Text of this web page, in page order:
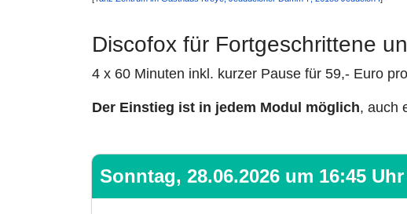
Discofox für Fortgeschrittene
4 x 60 Minuten inkl. kurzer Pause für 59,- Euro
Der Einstieg ist in jedem Modul möglich, auch
Sonntag, 28.06.2026 um 16:45